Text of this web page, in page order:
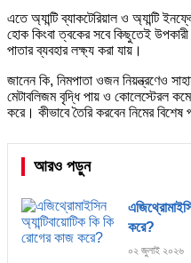
এতে অ্যান্টি ব্যাকটেরিয়াল ও অ্যান্টি
হোক কিংবা ত্বকের সবে কিছুতেই
পাতার ব্যবহার লক্ষ্য করা যায়।
জানেন কি, নিমপাতা ওজন নিয়ন্ত্রণেও
মেটাবলিজম বৃদ্ধি পায় ও কোলেস্টেরল
করে। কীভাবে তৈরি করবেন নিমের বিশেষ
আরও পড়ুন
করে?
০২ জুলাই ২০২৬